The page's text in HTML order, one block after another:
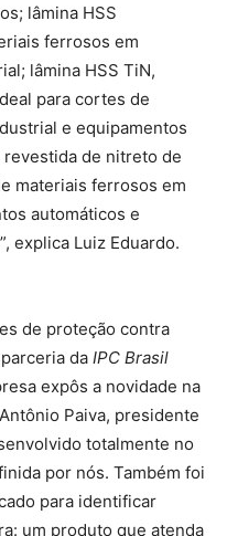
lâmina HSS
ferrosos em
lâmina HSS TiN,
para cortes de
e equipamentos
revestida de nitreto de
materiais ferrosos em
automáticos e
explica Luiz Eduardo.
de proteção contra
da IPC Brasil
expôs a novidade na
Paiva, presidente
totalmente no
por nós. Também foi
para identificar
um produto que atenda